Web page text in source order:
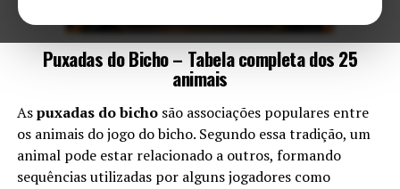
Puxadas do Bicho – Tabela completa dos 25
animais
Aspuxadas do bichosão associações populares entre
os animais do jogo do bicho. Segundo essa tradição, um
animal pode estar relacionado a outros, formando
sequências utilizadas por alguns jogadores como